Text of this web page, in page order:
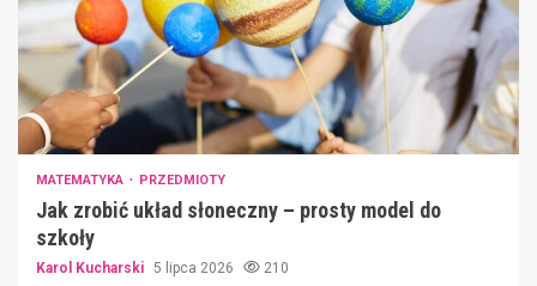
MATEMATYKA PRZEDMIOTY
Jak zrobić układ słoneczny – prosty model do
szkoły
Karol Kucharski 5 lipca 2026 210